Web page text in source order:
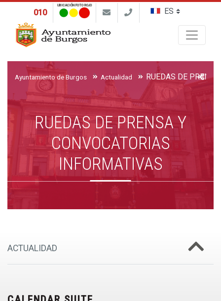
010
UBICACIÓN FOTO ROJO
Ayuntamiento de Burgos Actualidad
RUEDAS DE PRENSA Y
CONVOCATORIAS
INFORMATIVAS
ACTUALIDAD